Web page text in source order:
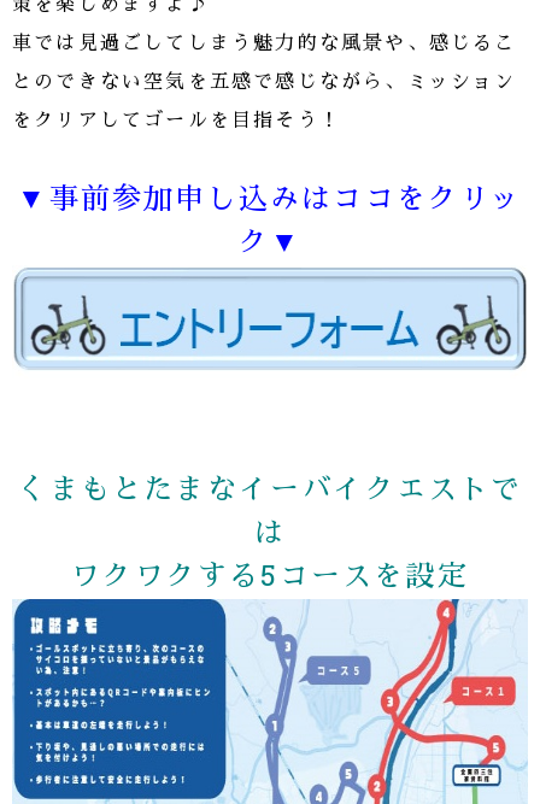
策を楽しめますよ♪
車では見過ごしてしまう魅力的な風景や、感じるこ
とのできない空気を五感で感じながら、ミッション
をクリアしてゴールを目指そう！
▼事前参加申し込みはココをクリッ
ク▼
くまもとたまなイーバイクエストで
は
ワクワクする5コースを設定